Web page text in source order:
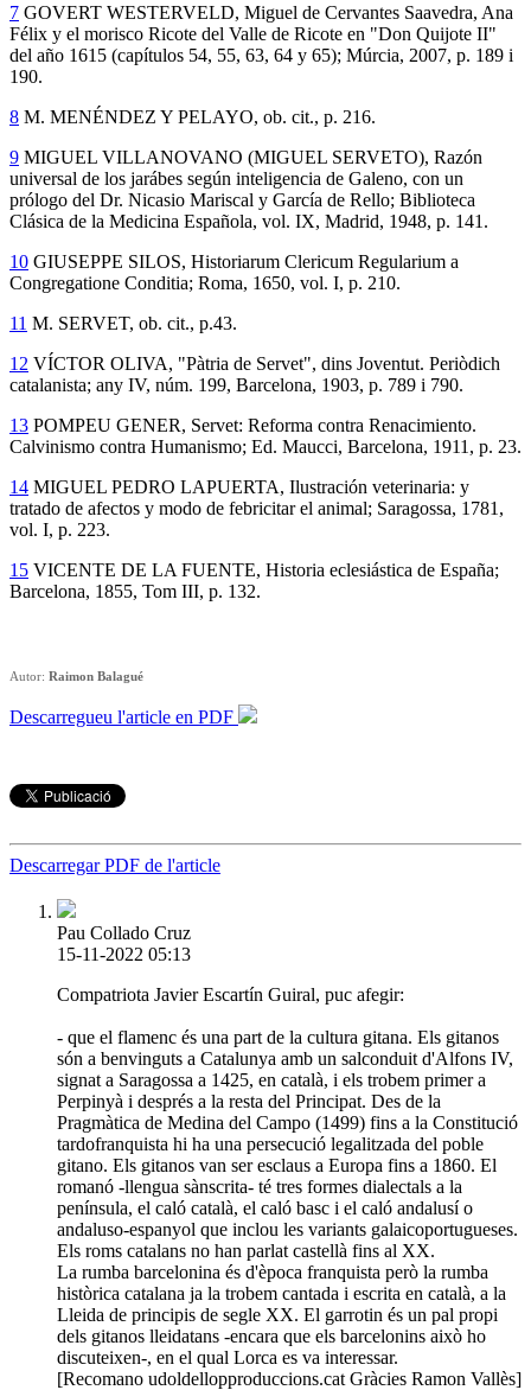
7 GOVERT WESTERVELD, Miguel de Cervantes Saavedra, Ana
Félix y el morisco Ricote del Valle de Ricote en "Don Quijote II"
del año 1615 (capítulos 54, 55, 63, 64 y 65); Múrcia, 2007, p. 189 i
190.
8 M. MENÉNDEZ Y PELAYO, ob. cit., p. 216.
9 MIGUEL VILLANOVANO (MIGUEL SERVETO), Razón
universal de los jarábes según inteligencia de Galeno, con un
prólogo del Dr. Nicasio Mariscal y García de Rello; Biblioteca
Clásica de la Medicina Española, vol. IX, Madrid, 1948, p. 141.
10 GIUSEPPE SILOS, Historiarum Clericum Regularium a
Congregatione Conditia; Roma, 1650, vol. I, p. 210.
11 M. SERVET, ob. cit., p.43.
12 VÍCTOR OLIVA, "Pàtria de Servet", dins Joventut. Periòdich
catalanista; any IV, núm. 199, Barcelona, 1903, p. 789 i 790.
13 POMPEU GENER, Servet: Reforma contra Renacimiento.
Calvinismo contra Humanismo; Ed. Maucci, Barcelona, 1911, p. 23.
14 MIGUEL PEDRO LAPUERTA, Ilustración veterinaria: y
tratado de afectos y modo de febricitar el animal; Saragossa, 1781,
vol. I, p. 223.
15 VICENTE DE LA FUENTE, Historia eclesiástica de España;
Barcelona, 1855, Tom III, p. 132.
Autor: Raimon Balagué
Descarregueu l'article en PDF
Descarregar PDF de l'article
Pau Collado Cruz
15-11-2022 05:13
Compatriota Javier Escartín Guiral, puc afegir:
- que el flamenc és una part de la cultura gitana. Els gitanos
són a benvinguts a Catalunya amb un salconduit d'Alfons IV,
signat a Saragossa a 1425, en català, i els trobem primer a
Perpinyà i després a la resta del Principat. Des de la
Pragmàtica de Medina del Campo (1499) fins a la Constitució
tardofranquista hi ha una persecució legalitzada del poble
gitano. Els gitanos van ser esclaus a Europa fins a 1860. El
romanó -llengua sànscrita- té tres formes dialectals a la
península, el caló català, el caló basc i el caló andalusí o
andaluso-espanyol que inclou les variants galaicoportugueses.
Els roms catalans no han parlat castellà fins al XX.
La rumba barcelonina és d'època franquista però la rumba
històrica catalana ja la trobem cantada i escrita en català, a la
Lleida de principis de segle XX. El garrotin és un pal propi
dels gitanos lleidatans -encara que els barcelonins això ho
discuteixen-, en el qual Lorca es va interessar.
[Recomano udoldellopproduccions.cat Gràcies Ramon Vallès]